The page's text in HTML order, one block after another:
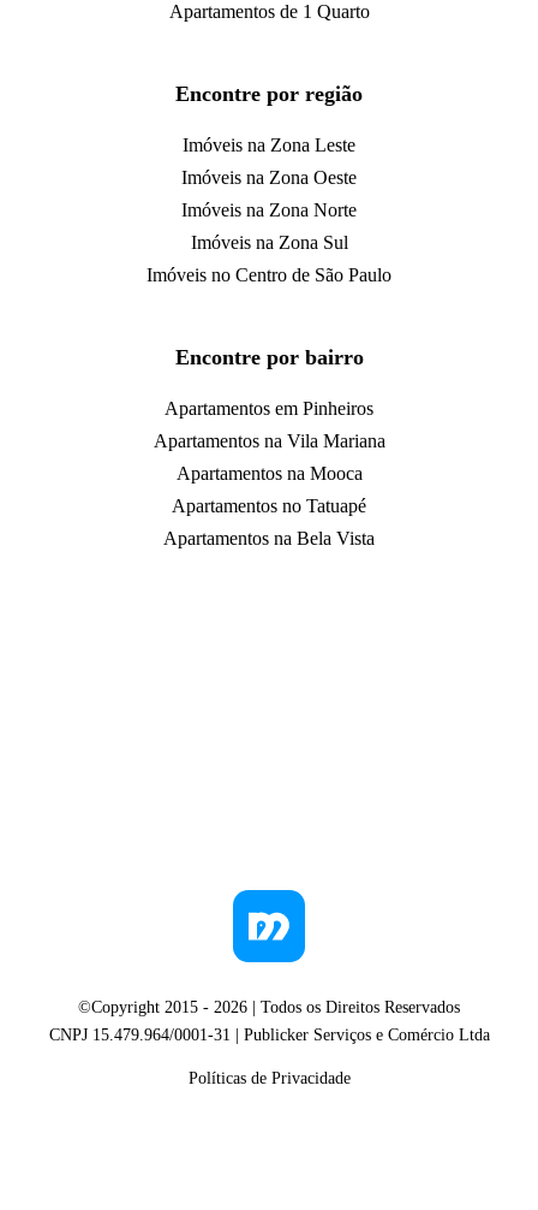
Apartamentos de 1 Quarto
Encontre por região
Imóveis na Zona Leste
Imóveis na Zona Oeste
Imóveis na Zona Norte
Imóveis na Zona Sul
Imóveis no Centro de São Paulo
Encontre por bairro
Apartamentos em Pinheiros
Apartamentos na Vila Mariana
Apartamentos na Mooca
Apartamentos no Tatuapé
Apartamentos na Bela Vista
©Copyright 2015 - 2026 | Todos os Direitos Reservados
CNPJ 15.479.964/0001-31 | Publicker Serviços e Comércio Ltda
Políticas de Privacidade